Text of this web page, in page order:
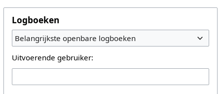
Logboeken
Belangrijkste openbare logboeken
Uitvoerende gebruiker: